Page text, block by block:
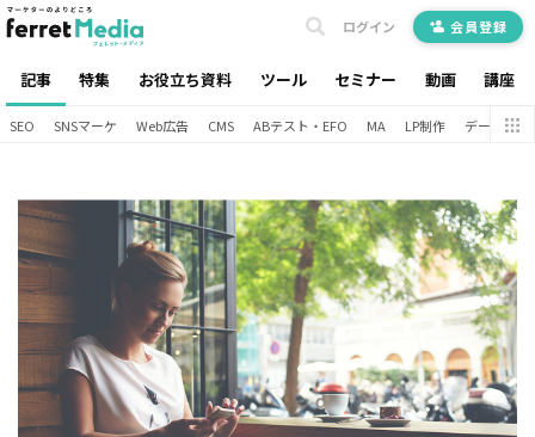
記事 特集 お役立ち資料 ツール セミナー 動画 講座
ログイン 会員登録
SEO SNSマーケ Web広告 CMS ABテスト・EFO MA LP制作 データ分析